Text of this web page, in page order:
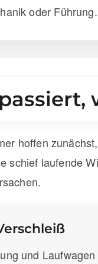
oder Führung.
hoffen
schief laufende
und Laufwagen